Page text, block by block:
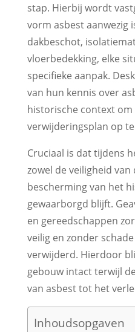
stap. Hierbij wordt
vorm asbest aanwezig
dakbeschot,
vloerbedekking, elke
specifieke aanpak.
van hun kennis over
historische context om
verwijderingsplan op
Cruciaal is dat tijdens
zowel de veiligheid
bescherming van het
gewaarborgd blijft.
en gereedschappen
veilig en zonder
verwijderd. Hierdoor
gebouw intact terwijl
van asbest tot het
Inhoudsopgaven